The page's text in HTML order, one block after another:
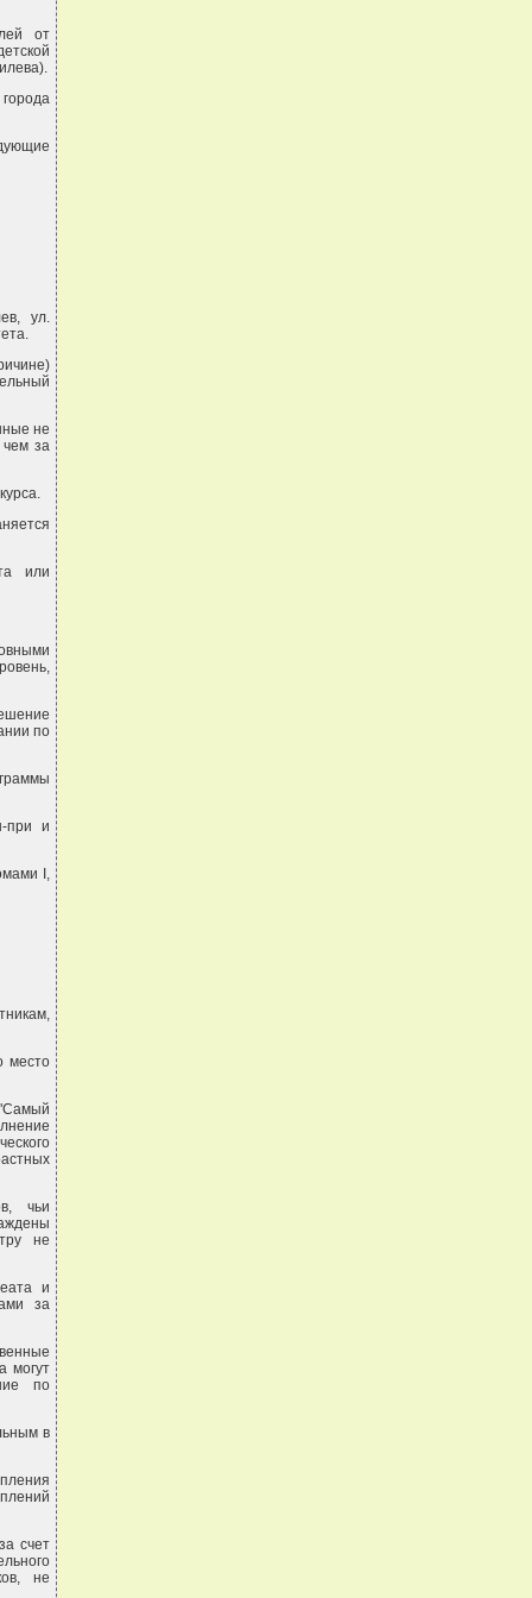
от
ул.
не
за
или
по
при и
I,
место
чьи
не
и
за
могут
по
в
счет
не